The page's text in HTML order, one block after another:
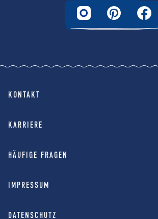
KONTAKT
KARRIERE
HÄUFIGE FRAGEN
IMPRESSUM
DATENSCHUTZ